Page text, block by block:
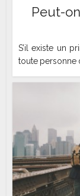
Peut-
S’il existe un
toute personne